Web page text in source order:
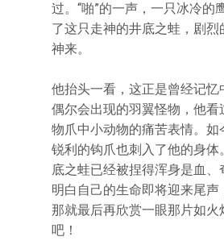
过。“啪”的一声，一只冰冷的
了这只走神的井底之蛙，剧烈
神来。
他抬头一看，这正是曾经记忆
偶尔会出现的羽翼怪物，他看
物爪中小动物的痛苦表情。如
锐利的钩爪也刺入了他的身体
底之蛙已经被捏得浑身是血、
明白自己的生命即将迎来尾声
那就最后再欣赏一眼那片如火
吧！